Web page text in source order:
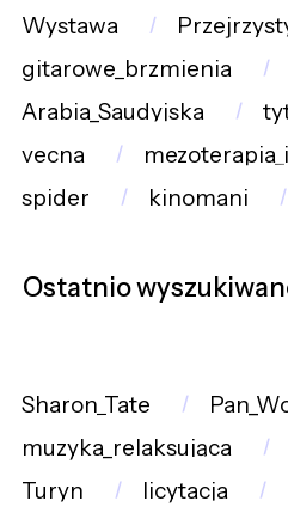
Wystawa
gitarowe_brzmienia
Arabia_Saudyjska
vecna
spider
kinomani
Ostatnio
Sharon_Tate
muzyka_relaksująca
Turyn
licytacja